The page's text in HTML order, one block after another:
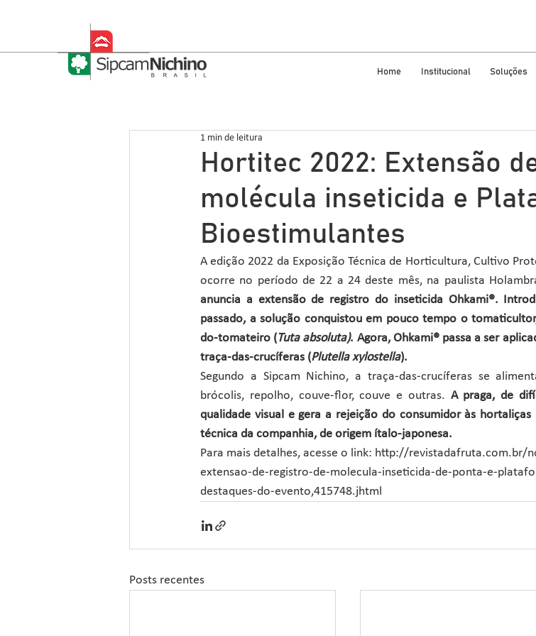
Home Institucional Soluções
Hortitec 2022: Extensão
molécula inseticida e
Bioestimulantes
1 min de leitura
A edição 2022 da Exposição Técnica de Horticultura, Cultivo
ocorre no período de 22 a 24 deste mês, na paulista
anuncia a extensão de registro do inseticida Ohkami®.
passado, a solução conquistou em pouco tempo o
do-tomateiro (Tuta absoluta). Agora, Ohkami® passa a ser
traça-das-crucíferas (Plutella xylostella).
Segundo a Sipcam Nichino, a traça-das-crucíferas se
brócolis, repolho, couve-flor, couve e outras. A praga, de
qualidade visual e gera a rejeição do consumidor às
técnica da companhia, de origem ítalo-japonesa.
Para mais detalhes, acesse o link: http://
extensao-de-registro-de-molecula-inseticida-de-ponta-e-
destaques-do-evento,415748.jhtml
Posts recentes